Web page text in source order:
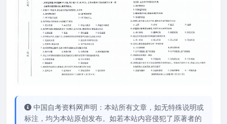
中国自考资料网声明：本站所有文章，如无特殊说明或
标注，均为本站原创发布。如若本站内容侵犯了原著者的